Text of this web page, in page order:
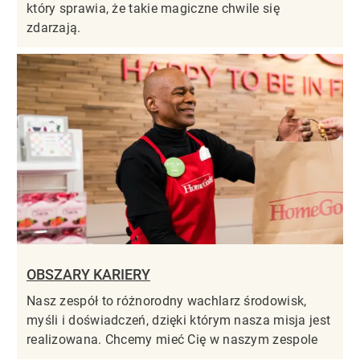
który sprawia, że takie magiczne chwile się
zdarzają.
OBSZARY KARIERY
Nasz zespół to różnorodny wachlarz środowisk,
myśli i doświadczeń, dzięki którym nasza misja jest
realizowana. Chcemy mieć Cię w naszym zespole